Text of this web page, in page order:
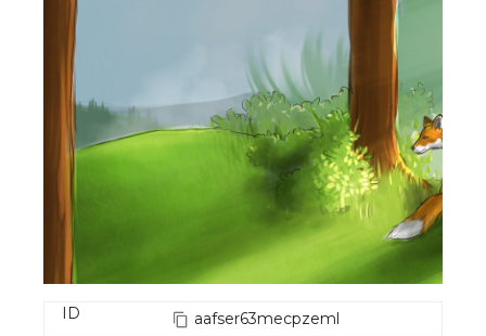
ID
aafser63mecpzeml